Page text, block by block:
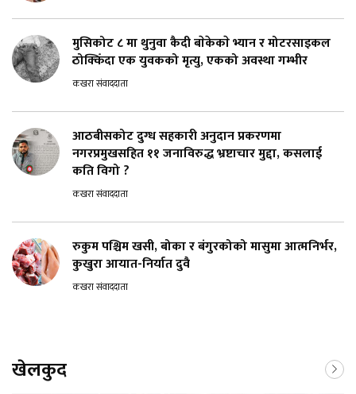
मुसिकोट ८ मा थुनुवा कैदी बाेकेकाे भ्यान र मोटरसाइकल
ठोक्किँदा एक युवकको मृत्यु, एकको अवस्था गम्भीर
कखरा संवाददाता
आठबीसकोट दुग्ध सहकारी अनुदान प्रकरणमा
नगरप्रमुखसहित ११ जनाविरुद्ध भ्रष्टाचार मुद्दा, कसलाई
कति विगो ?
कखरा संवाददाता
रुकुम पश्चिम खसी, बोका र बंगुरकोको मासुमा आत्मनिर्भर,
कुखुरा आयात-निर्यात दुवै
कखरा संवाददाता
खेलकुद